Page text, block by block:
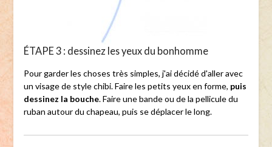
ÉTAPE 3 : dessinez les yeux du bonhomme
Pour garder les choses très simples, j'ai décidé d'aller avec
un visage de style chibi. Faire les petits yeux en forme, puis
dessinez la bouche. Faire une bande ou de la pellicule du
ruban autour du chapeau, puis se déplacer le long.